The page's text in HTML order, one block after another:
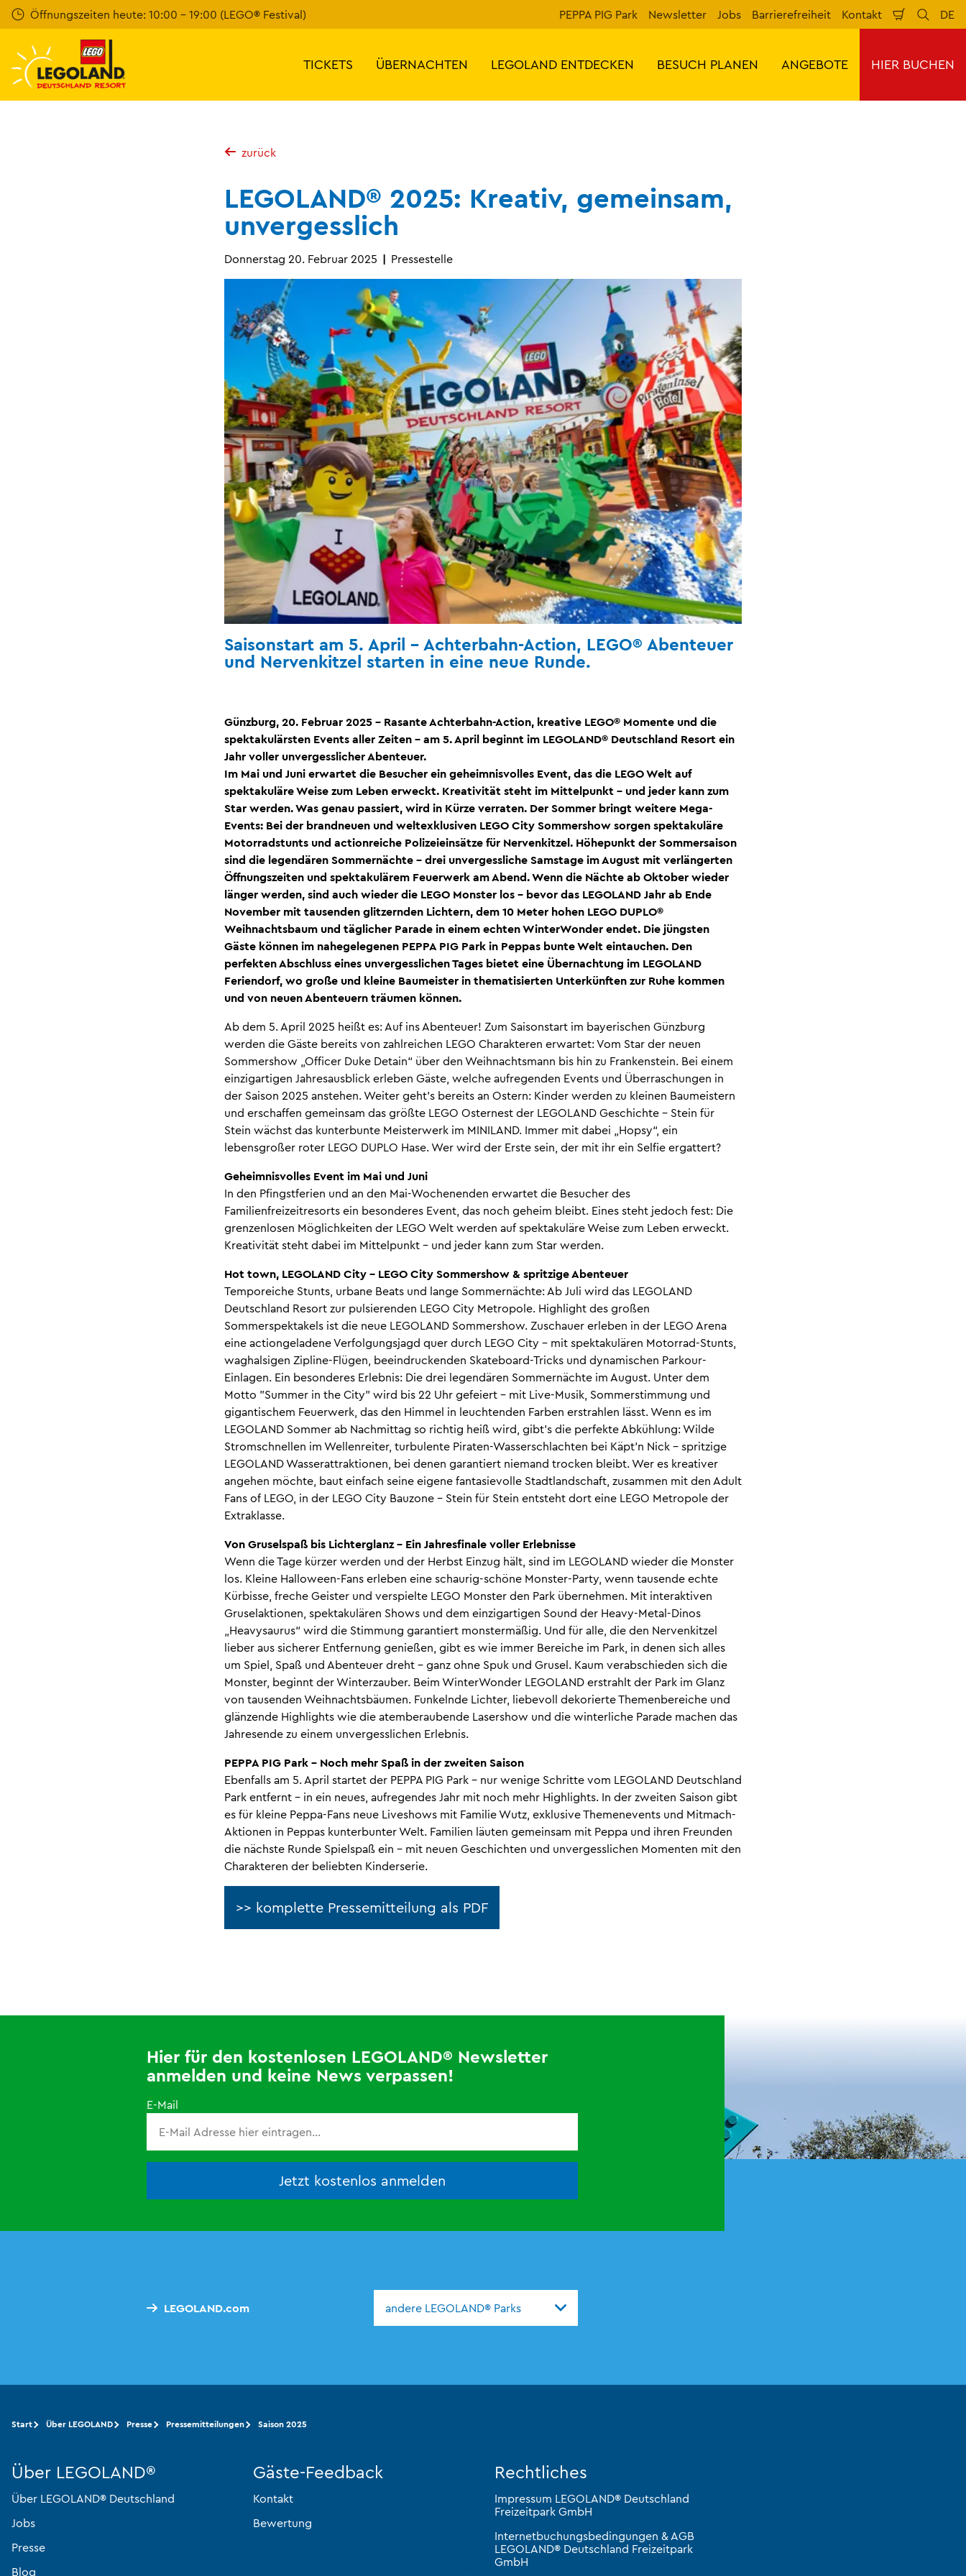
Weiter
zum
Hauptinhalt
Öffnungszeiten heute: 10:00 - 19:00 (LEGO® Festival) PEPPA PIG Park Newsletter Jobs Barrierefreiheit Kontakt Warenkorb
DE
TICKETS ÜBERNACHTEN LEGOLAND ENTDECKEN BESUCH PLANEN ANGEBOTE HIER BUCHEN
zurück
LEGOLAND® 2025: Kreativ, gemeinsam,
unvergesslich
Donnerstag 20. Februar 2025 Pressestelle
Saisonstart am 5. April – Achterbahn-Action, LEGO® Abenteuer
und Nervenkitzel starten in eine neue Runde.
Günzburg, 20. Februar 2025 – Rasante Achterbahn-Action, kreative LEGO® Momente und die
spektakulärsten Events aller Zeiten – am 5. April beginnt im LEGOLAND® Deutschland Resort ein
Jahr voller unvergesslicher Abenteuer.
Im Mai und Juni erwartet die Besucher ein geheimnisvolles Event, das die LEGO Welt auf
spektakuläre Weise zum Leben erweckt. Kreativität steht im Mittelpunkt – und jeder kann zum
Star werden. Was genau passiert, wird in Kürze verraten. Der Sommer bringt weitere Mega-
Events: Bei der brandneuen und weltexklusiven LEGO City Sommershow sorgen spektakuläre
Motorradstunts und actionreiche Polizeieinsätze für Nervenkitzel. Höhepunkt der Sommersaison
sind die legendären Sommernächte – drei unvergessliche Samstage im August mit verlängerten
Öffnungszeiten und spektakulärem Feuerwerk am Abend. Wenn die Nächte ab Oktober wieder
länger werden, sind auch wieder die LEGO Monster los – bevor das LEGOLAND Jahr ab Ende
November mit tausenden glitzernden Lichtern, dem 10 Meter hohen LEGO DUPLO®
Weihnachtsbaum und täglicher Parade in einem echten WinterWonder endet. Die jüngsten
Gäste können im nahegelegenen PEPPA PIG Park in Peppas bunte Welt eintauchen. Den
perfekten Abschluss eines unvergesslichen Tages bietet eine Übernachtung im LEGOLAND
Feriendorf, wo große und kleine Baumeister in thematisierten Unterkünften zur Ruhe kommen
und von neuen Abenteuern träumen können.
Ab dem 5. April 2025 heißt es: Auf ins Abenteuer! Zum Saisonstart im bayerischen Günzburg
werden die Gäste bereits von zahlreichen LEGO Charakteren erwartet: Vom Star der neuen
Sommershow „Officer Duke Detain“ über den Weihnachtsmann bis hin zu Frankenstein. Bei einem
einzigartigen Jahresausblick erleben Gäste, welche aufregenden Events und Überraschungen in
der Saison 2025 anstehen. Weiter geht’s bereits an Ostern: Kinder werden zu kleinen Baumeistern
und erschaffen gemeinsam das größte LEGO Osternest der LEGOLAND Geschichte – Stein für
Stein wächst das kunterbunte Meisterwerk im MINILAND. Immer mit dabei „Hopsy“, ein
lebensgroßer roter LEGO DUPLO Hase. Wer wird der Erste sein, der mit ihr ein Selfie ergattert?
Geheimnisvolles Event im Mai und Juni
In den Pfingstferien und an den Mai-Wochenenden erwartet die Besucher des
Familienfreizeitresorts ein besonderes Event, das noch geheim bleibt. Eines steht jedoch fest: Die
grenzenlosen Möglichkeiten der LEGO Welt werden auf spektakuläre Weise zum Leben erweckt.
Kreativität steht dabei im Mittelpunkt – und jeder kann zum Star werden.
Hot town, LEGOLAND City - LEGO City Sommershow & spritzige Abenteuer
Temporeiche Stunts, urbane Beats und lange Sommernächte: Ab Juli wird das LEGOLAND
Deutschland Resort zur pulsierenden LEGO City Metropole. Highlight des großen
Sommerspektakels ist die neue LEGOLAND Sommershow. Zuschauer erleben in der LEGO Arena
eine actiongeladene Verfolgungsjagd quer durch LEGO City - mit spektakulären Motorrad-Stunts,
waghalsigen Zipline-Flügen, beeindruckenden Skateboard-Tricks und dynamischen Parkour-
Einlagen. Ein besonderes Erlebnis: Die drei legendären Sommernächte im August. Unter dem
Motto "Summer in the City" wird bis 22 Uhr gefeiert – mit Live-Musik, Sommerstimmung und
gigantischem Feuerwerk, das den Himmel in leuchtenden Farben erstrahlen lässt. Wenn es im
LEGOLAND Sommer ab Nachmittag so richtig heiß wird, gibt’s die perfekte Abkühlung: Wilde
Stromschnellen im Wellenreiter, turbulente Piraten-Wasserschlachten bei Käpt’n Nick - spritzige
LEGOLAND Wasserattraktionen, bei denen garantiert niemand trocken bleibt. Wer es kreativer
angehen möchte, baut einfach seine eigene fantasievolle Stadtlandschaft, zusammen mit den Adult
Fans of LEGO, in der LEGO City Bauzone - Stein für Stein entsteht dort eine LEGO Metropole der
Extraklasse.
Von Gruselspaß bis Lichterglanz – Ein Jahresfinale voller Erlebnisse
Wenn die Tage kürzer werden und der Herbst Einzug hält, sind im LEGOLAND wieder die Monster
los. Kleine Halloween-Fans erleben eine schaurig-schöne Monster-Party, wenn tausende echte
Kürbisse, freche Geister und verspielte LEGO Monster den Park übernehmen. Mit interaktiven
Gruselaktionen, spektakulären Shows und dem einzigartigen Sound der Heavy-Metal-Dinos
„Heavysaurus“ wird die Stimmung garantiert monstermäßig. Und für alle, die den Nervenkitzel
lieber aus sicherer Entfernung genießen, gibt es wie immer Bereiche im Park, in denen sich alles
um Spiel, Spaß und Abenteuer dreht – ganz ohne Spuk und Grusel. Kaum verabschieden sich die
Monster, beginnt der Winterzauber. Beim WinterWonder LEGOLAND erstrahlt der Park im Glanz
von tausenden Weihnachtsbäumen. Funkelnde Lichter, liebevoll dekorierte Themenbereiche und
glänzende Highlights wie die atemberaubende Lasershow und die winterliche Parade machen das
Jahresende zu einem unvergesslichen Erlebnis.
PEPPA PIG Park – Noch mehr Spaß in der zweiten Saison
Ebenfalls am 5. April startet der PEPPA PIG Park – nur wenige Schritte vom LEGOLAND Deutschland
Park entfernt – in ein neues, aufregendes Jahr mit noch mehr Highlights. In der zweiten Saison gibt
es für kleine Peppa-Fans neue Liveshows mit Familie Wutz, exklusive Themenevents und Mitmach-
Aktionen in Peppas kunterbunter Welt. Familien läuten gemeinsam mit Peppa und ihren Freunden
die nächste Runde Spielspaß ein – mit neuen Geschichten und unvergesslichen Momenten mit den
Charakteren der beliebten Kinderserie.
>> komplette Pressemitteilung als PDF
Hier für den kostenlosen LEGOLAND® Newsletter
anmelden und keine News verpassen!
E-Mail
Jetzt kostenlos anmelden
LEGOLAND.com andere LEGOLAND® Parks
Start Über LEGOLAND Presse Pressemitteilungen Saison 2025
Über LEGOLAND®
Über LEGOLAND® Deutschland
Jobs
Presse
Blog
Gäste-Feedback
Kontakt
Bewertung
Rechtliches
Impressum LEGOLAND® Deutschland
Freizeitpark GmbH
Internetbuchungsbedingungen & AGB
LEGOLAND® Deutschland Freizeitpark
GmbH